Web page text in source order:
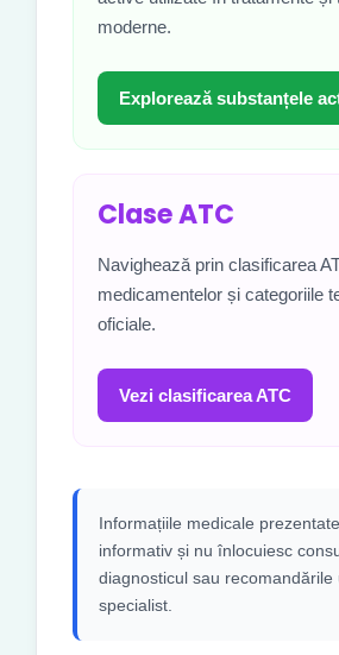
moderne.
Explorează substanțele
Clase ATC
Navighează prin clasificarea
medicamentelor și categoriile
oficiale.
Vezi clasificarea ATC
Informațiile medicale
informativ și nu înlocuiesc
diagnosticul sau recomandările
specialist.